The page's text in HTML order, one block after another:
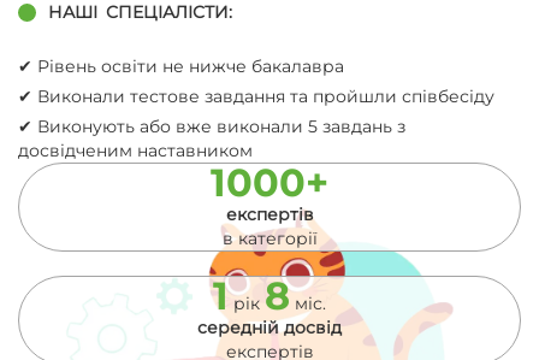
НАШІ СПЕЦІАЛІСТИ:
✔︎ Рівень освіти не нижче бакалавра
✔︎ Виконали тестове завдання та пройшли співбесіду
✔︎ Виконують або вже виконали 5 завдань з
досвідченим наставником
1000+
експертів
в категорії
1 рік 8 міс.
середній досвід
експертів